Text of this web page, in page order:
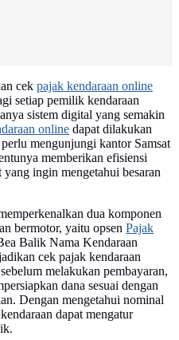
cek pajak kendaraan online
setiap pemilik kendaraan
sistem digital yang semakin
online dapat dilakukan
mengunjungi kantor Samsat
memberikan efisiensi
ingin mengetahui besaran
dua komponen
bermotor, yaitu opsen Pajak
Balik Nama Kendaraan
cek pajak kendaraan
melakukan pembayaran,
dana sesuai dengan
Dengan mengetahui nominal
dapat mengatur